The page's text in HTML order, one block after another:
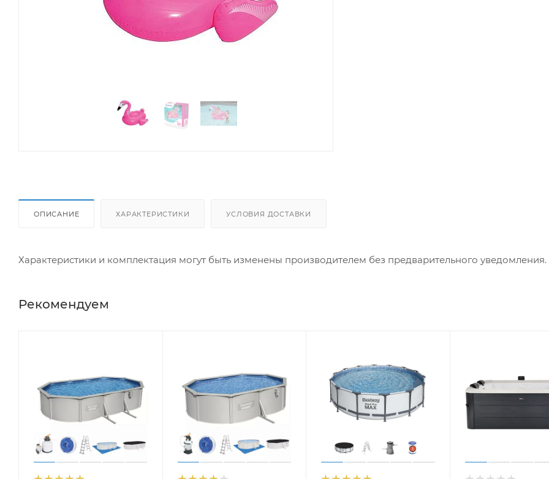
ОПИСАНИЕ ХАРАКТЕРИСТИКИ УСЛОВИЯ ДОСТАВКИ
Характеристики и комплектация могут быть изменены производителем без предварительного уведомления.
Рекомендуем